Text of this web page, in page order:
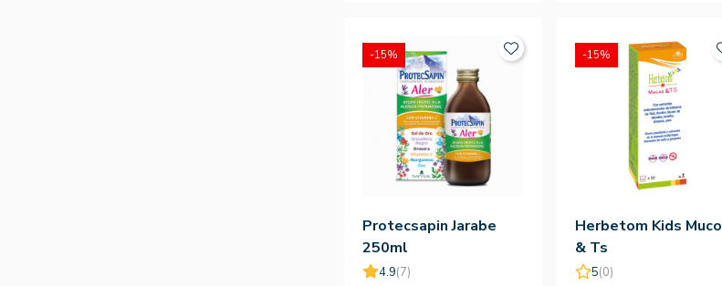
Protecsapin Jarabe
250ml
4.9(7)
-15%
Herbetom Kids
& Ts
5(0)
-15%